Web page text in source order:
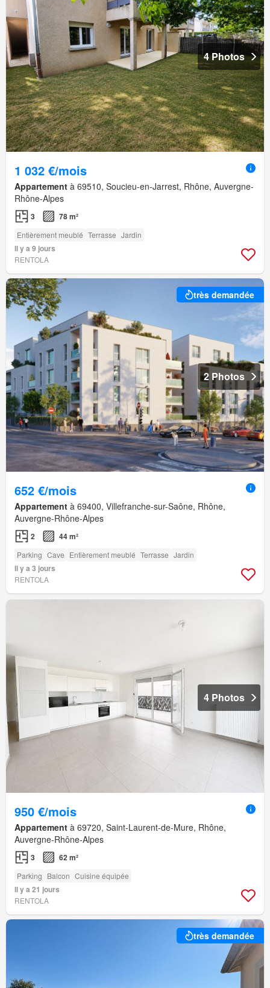
4 Photos
1 032 €/mois
Appartement à 69510, Soucieu-en-Jarrest, Rhône, Auvergne-
Rhône-Alpes
3 78 m²
Entièrement meublé Terrasse Jardin
Il y a 9 jours
RENTOLA
très demandée
2 Photos
652 €/mois
Appartement à 69400, Villefranche-sur-Saône, Rhône,
Auvergne-Rhône-Alpes
2 44 m²
Parking Cave Entièrement meublé Terrasse Jardin
Il y a 3 jours
RENTOLA
4 Photos
950 €/mois
Appartement à 69720, Saint-Laurent-de-Mure, Rhône,
Auvergne-Rhône-Alpes
3 62 m²
Parking Balcon Cuisine équipée
Il y a 21 jours
RENTOLA
très demandée